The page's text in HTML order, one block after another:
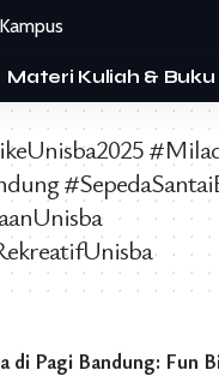
Materi Kuliah & Buku
di Pagi Bandung: Fun